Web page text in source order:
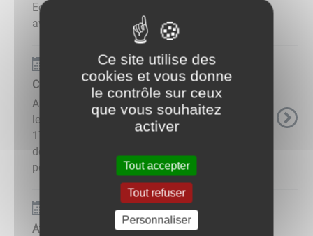
Ecoliers".Attention !!! Réservation obligatoire,
avant le 21 avril, ...
Événements
Ciné jeunesse Goat
Après-midi cinéma pour les enfants pendant
les vacances !!GOAT Rêver plus haut.Vendredi
17 avril 2026, à 17 hFilm d'animation, à partir
de 6 ans - Durée 1 h 40Entrée : 5 €Entrée : 3 €
pour les moins ...
Événements
Atelier cuisine
Ce site utilise des
cookies et vous donne
le contrôle sur ceux
que vous souhaitez
activer
Tout accepter
Tout refuser
Personnaliser